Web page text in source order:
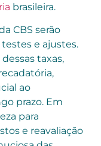
brasileira.
CBS serão
e ajustes.
taxas,
ao
prazo. Em
para
e reavaliação